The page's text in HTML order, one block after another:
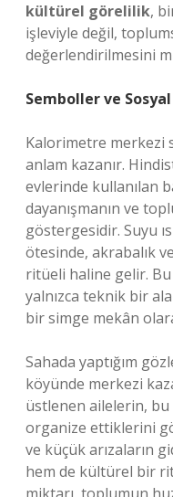
kültürel görelilik,
işleviyle değil,
değerlendirilmesini
Semboller ve
Kalorimetre merkezi
anlam kazanır.
evlerinde kullanılan
dayanışmanın ve
göstergesidir. Suyu
ötesinde, akrabalık
ritüeli haline gelir.
yalnızca teknik bir
bir simge mekân
Sahada yaptığım
köyünde merkezi
üstlenen ailelerin,
organize ettiklerini
ve küçük arızaların
hem de kültürel bir